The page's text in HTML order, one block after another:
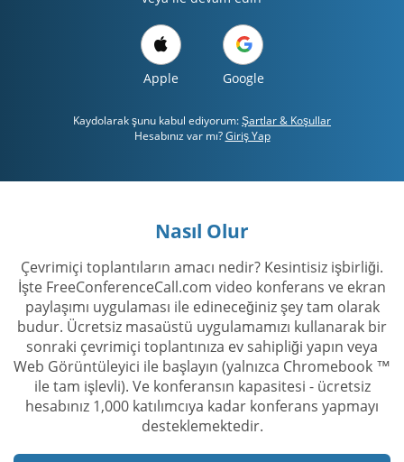
Apple Google
Kaydolarak şunu kabul ediyorum:Şartlar & Koşullar
Hesabınız var mı?Giriş Yap
Nasıl Olur
Çevrimiçi toplantıların amacı nedir? Kesintisiz işbirliği.
İşte FreeConferenceCall.com video konferans ve ekran
paylaşımı uygulaması ile edineceğiniz şey tam olarak
budur. Ücretsiz masaüstü uygulamamızı kullanarak bir
sonraki çevrimiçi toplantınıza ev sahipliği yapın veya
Web Görüntüleyici ile başlayın (yalnızca Chromebook ™
ile tam işlevli). Ve konferansın kapasitesi - ücretsiz
hesabınız 1,000 katılımcıya kadar konferans yapmayı
desteklemektedir.